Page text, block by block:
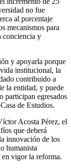
no fue
al porcentaje
mecanismos para
conciencia y
y apoyarla porque
institucional, la
contribuido a
la entidad, y puede
participan egresados
de Estudios.
Acosta Pérez, el
que deberá
innovación de los
humanista
en vigor la reforma.